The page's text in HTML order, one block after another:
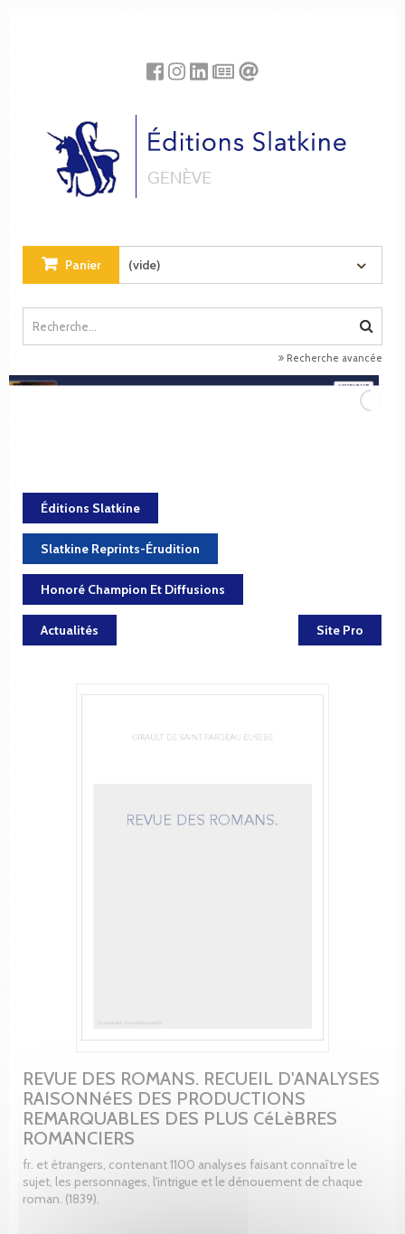
Panier (vide)
Recherche avancée
Éditions Slatkine
Slatkine Reprints-Érudition
Honoré Champion Et Diffusions
Actualités Site Pro
REVUE DES ROMANS. RECUEIL D'ANALYSES
RAISONNéES DES PRODUCTIONS
REMARQUABLES DES PLUS CéLèBRES
ROMANCIERS
fr. et étrangers, contenant 1100 analyses faisant connaître le
sujet, les personnages, l'intrigue et le dénouement de chaque
roman. (1839).